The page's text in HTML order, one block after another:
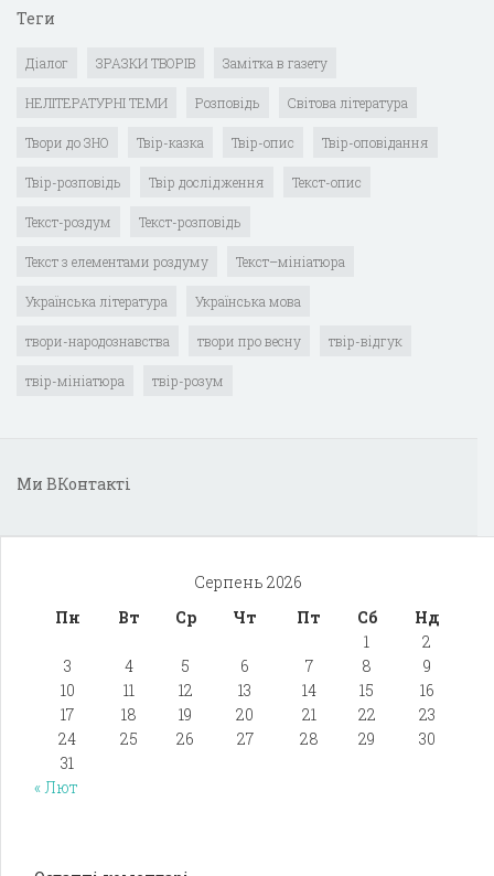
Теги
Діалог ЗРАЗКИ ТВОРІВ Замітка в газету
НЕЛІТЕРАТУРНІ ТЕМИ Розповідь Світова література
Твори до ЗНО Твір-казка Твір-опис Твір-оповідання
Твір-розповідь Твір дослідження Текст-опис
Текст-роздум Текст-розповідь
Текст з елементами роздуму Текст–мініатюра
Українська література Українська мова
твори-народознавства твори про весну твір-відгук
твір-мініатюра твір-розум
Ми ВКонтакті
Серпень 2026
Пн
Вт Ср Чт Пт Сб
Нд
1
2
3
4 5 6 7 8
9
10
11 12 13 14 15
16
17
18 19 20 21 22
23
24
25 26 27 28 29
30
31
« Лют